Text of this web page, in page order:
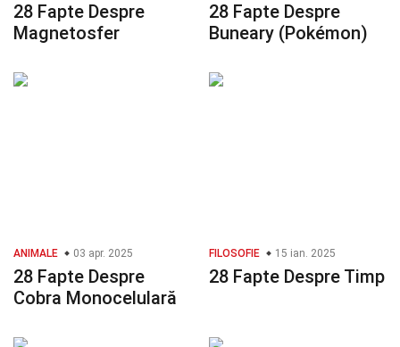
28 Fapte Despre
Magnetosfer
28 Fapte Despre
Buneary (Pokémon)
ANIMALE 03 apr. 2025
28 Fapte Despre
Cobra Monocelulară
FILOSOFIE 15 ian. 2025
28 Fapte Despre Timp